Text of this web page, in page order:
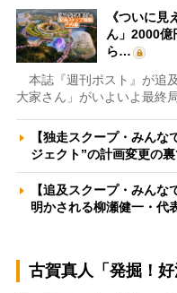
《ついに
ん」2000億
ら…
本誌『週刊ポスト』が追
大家さん」がいよいよ最終
【独走スクープ・みん
ジェクト”の計画変更の
【追及スクープ・みん
明かされる柳瀬健一・代
古賀真人「発掘！好